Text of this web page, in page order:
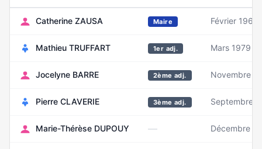
Catherine ZAUSA Maire Février 1963
Mathieu TRUFFART 1er adj. Mars 1979
Jocelyne BARRE 2ème adj. Novembre
Pierre CLAVERIE 3ème adj. Septembre
Marie-Thérèse DUPOUY — Décembre